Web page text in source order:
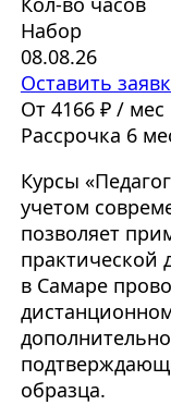
Набор
08.08.26
Оставить
От 4166 ₽ / мес
Рассрочка 6
Курсы
учетом
позволяет
практической
в Самаре
образца.